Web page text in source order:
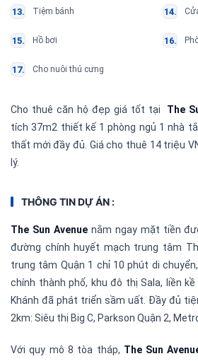
Tiệm bánh
Hồ bơi
Cho nuôi thú cưng
Cho thuê căn hộ đẹp giá tốt tại The
tích 37m2 thiết kế 1 phòng ngủ 1 nhà
thất mới đầy đủ. Giá cho thuê 14 triệu
lý.
THÔNG TIN DỰ ÁN :
The Sun Avenuenằm ngay mặt tiền
đường chính huyết mạch trung tâm
trung tâm Quận 1 chỉ 10 phút di
chính thành phố, khu đô thị Sala, liền
Khánh đã phát triển sầm uất. Đầy đủ
2km: Siêu thị Big C, Parkson Quận 2,
Với quy mô 8 tòa tháp, The Sun